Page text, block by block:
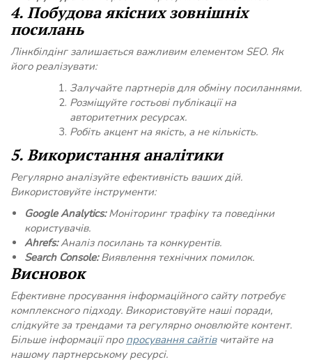
4. Побудова якісних зовнішніх
посилань
Лінкбілдінг залишається важливим елементом SEO. Як
його реалізувати:
Залучайте партнерів для обміну посиланнями.
Розміщуйте гостьові публікації на
авторитетних ресурсах.
Робіть акцент на якість, а не кількість.
5. Використання аналітики
Регулярно аналізуйте ефективність ваших дій.
Використовуйте інструменти:
Google Analytics:Моніторинг трафіку та поведінки
користувачів.
Ahrefs:Аналіз посилань та конкурентів.
Search Console:Виявлення технічних помилок.
Висновок
Ефективне просування інформаційного сайту потребує
комплексного підходу. Використовуйте наші поради,
слідкуйте за трендами та регулярно оновлюйте контент.
Більше інформації про просування сайтівчитайте на
нашому партнерському ресурсі.